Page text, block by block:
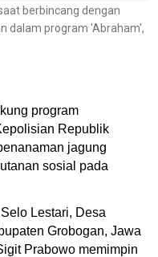
berbincang dengan
dalam program 'Abraham',
program
Republik
jagung
sosial pada
Lestari, Desa
Grobogan, Jawa
Prabowo memimpin